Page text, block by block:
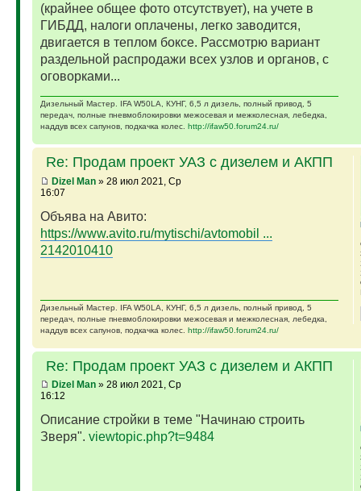
(крайнее общее фото отсутствует), на учете в
ГИБДД, налоги оплачены, легко заводится,
двигается в теплом боксе. Рассмотрю вариант
раздельной распродажи всех узлов и органов, с
оговорками...
Дизельный Мастер. IFA W50LA, КУНГ, 6,5 л дизель, полный привод, 5
передач, полные пневмоблокировки межосевая и межколесная, лебедка,
наддув всех сапунов, подкачка колес. http://ifaw50.forum24.ru/
Re: Продам проект УАЗ с дизелем и АКПП
Dizel Man» 28 июл 2021, Ср
16:07
Объява на Авито:
https://www.avito.ru/mytischi/avtomobil ...
2142010410
Дизельный Мастер. IFA W50LA, КУНГ, 6,5 л дизель, полный привод, 5
передач, полные пневмоблокировки межосевая и межколесная, лебедка,
наддув всех сапунов, подкачка колес. http://ifaw50.forum24.ru/
Re: Продам проект УАЗ с дизелем и АКПП
Dizel Man» 28 июл 2021, Ср
16:12
Описание стройки в теме "Начинаю строить
Зверя". viewtopic.php?t=9484